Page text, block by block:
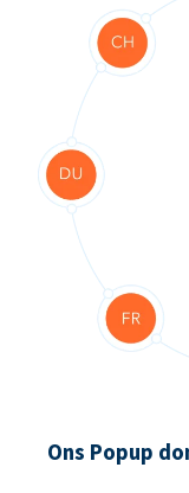
Ons Popup